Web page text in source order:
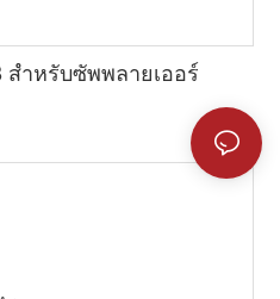
สำหรับซัพพลายเออร์